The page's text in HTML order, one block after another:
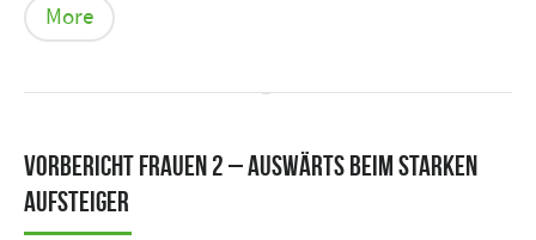
More
Vorbericht Frauen 2 – Auswärts beim starken
Aufsteiger